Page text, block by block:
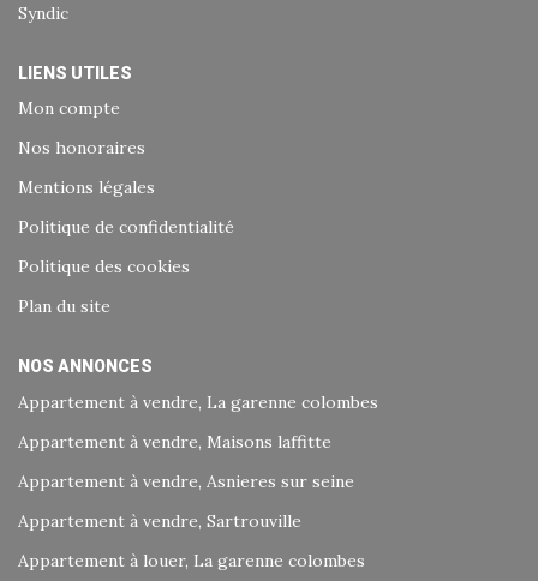
Syndic
LIENS UTILES
Mon compte
Nos honoraires
Mentions légales
Politique de confidentialité
Politique des cookies
Plan du site
NOS ANNONCES
Appartement à vendre, La garenne colombes
Appartement à vendre, Maisons laffitte
Appartement à vendre, Asnieres sur seine
Appartement à vendre, Sartrouville
Appartement à louer, La garenne colombes